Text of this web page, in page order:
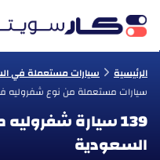
الرئيسية
سيارات مستعملة في
سيارات مستعملة من نوع شفروليه
139 سيارة
السعودية